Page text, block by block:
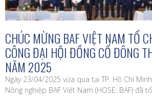
CHÚC MỪNG BAF VIỆT NAM TỔ
CÔNG ĐẠI HỘI ĐỒNG CỔ ĐÔNG
NĂM 2025
Ngày 23/04/2025 vừa qua tại TP. Hồ Chí
Nông nghiệp BAF Việt Nam (HOSE: BAF) đã